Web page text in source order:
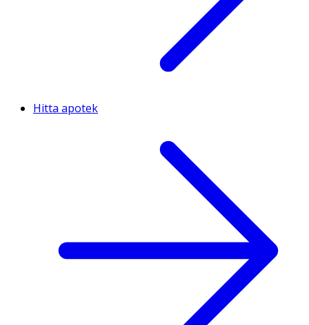
Hitta apotek